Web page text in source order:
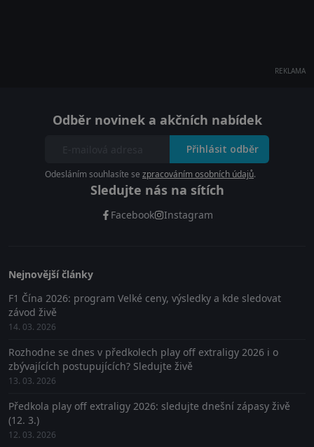
REKLAMA
Odběr novinek a akčních nabídek
Přihlásit odběr
Odesláním souhlasíte se zpracováním osobních údajů.
Sledujte nás na sítích
Facebook Instagram
Nejnovější články
F1 Čína 2026: program Velké ceny, výsledky a kde sledovat
závod živě
14. 03. 2026
Rozhodne se dnes v předkolech play off extraligy 2026 i o
zbývajících postupujících? Sledujte živě
13. 03. 2026
Předkola play off extraligy 2026: sledujte dnešní zápasy živě
(12. 3.)
12. 03. 2026